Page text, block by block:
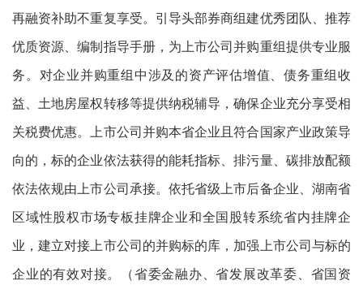
再融资补助不重复享受。引导头部券商组建优秀团队、推荐
优质资源、编制指导手册，为上市公司并购重组提供专业服
务。对企业并购重组中涉及的资产评估增值、债务重组收
益、土地房屋权转移等提供纳税辅导，确保企业充分享受相
关税费优惠。上市公司并购本省企业且符合国家产业政策导
向的，标的企业依法获得的能耗指标、排污量、碳排放配额
依法依规由上市公司承接。依托省级上市后备企业、湖南省
区域性股权市场专板挂牌企业和全国股转系统省内挂牌企
业，建立对接上市公司的并购标的库，加强上市公司与标的
企业的有效对接。（省委金融办、省发展改革委、省国资